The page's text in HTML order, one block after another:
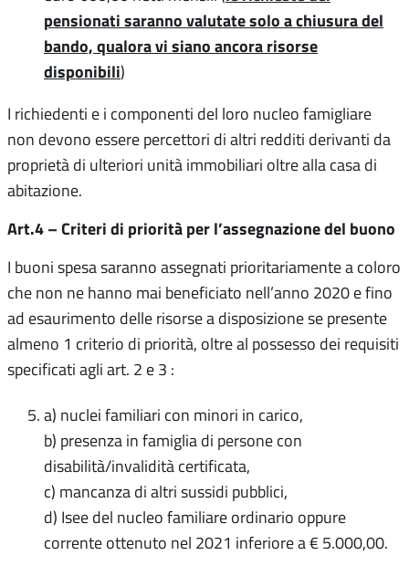
pensionati saranno valutate solo a chiusura del
bando, qualora vi siano ancora risorse
disponibili)
I richiedenti e i componenti del loro nucleo famigliare
non devono essere percettori di altri redditi derivanti da
proprietà di ulteriori unità immobiliari oltre alla casa di
abitazione.
Art.4 – Criteri di priorità per l’assegnazione del buono
I buoni spesa saranno assegnati prioritariamente a coloro
che non ne hanno mai beneficiato nell’anno 2020 e fino
ad esaurimento delle risorse a disposizione se presente
almeno 1 criterio di priorità, oltre al possesso dei requisiti
specificati agli art. 2 e 3 :
a) nuclei familiari con minori in carico,
b) presenza in famiglia di persone con
disabilità/invalidità certificata,
c) mancanza di altri sussidi pubblici,
d) Isee del nucleo familiare ordinario oppure
corrente ottenuto nel 2021 inferiore a € 5.000,00.